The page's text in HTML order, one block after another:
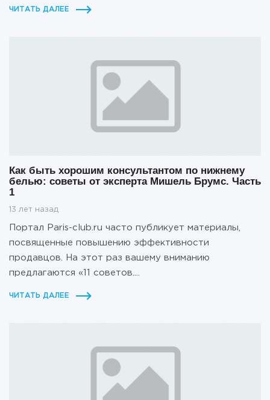
ЧИТАТЬ ДАЛЕЕ
Как быть хорошим консультантом по нижнему
белью: советы от эксперта Мишель Брумс. Часть
1
13 лет назад
Портал Paris-club.ru часто публикует материалы,
посвященные повышению эффективности
продавцов. На этот раз вашему вниманию
предлагаются «11 советов....
ЧИТАТЬ ДАЛЕЕ